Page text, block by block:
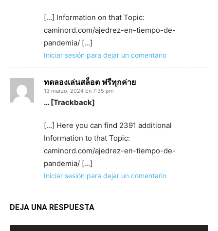
[…] Information on that Topic:
caminord.com/ajedrez-en-tiempo-de-
pandemia/ […]
Iniciar sesión para dejar un comentario
ทดลองเล่นสล็อต ฟรีทุกค่าย
13 marzo, 2024 En 7:35 pm
… [Trackback]
[…] Here you can find 2391 additional
Information to that Topic:
caminord.com/ajedrez-en-tiempo-de-
pandemia/ […]
Iniciar sesión para dejar un comentario
DEJA UNA RESPUESTA